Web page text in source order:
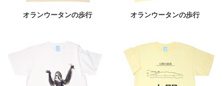
オランウータンの歩行 オランウータンの歩行